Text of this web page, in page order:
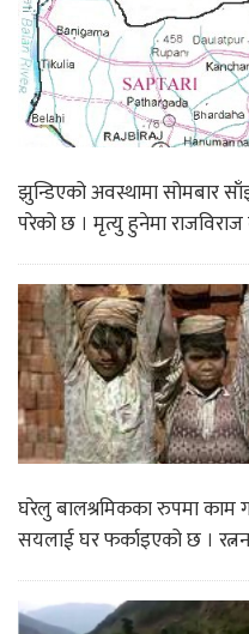
झुन्डिएको अवस्थामा सोमबार
परेको छ । मृत्यु हुनेमा राजविराज
घरेलु बालश्रमिकका रुपमा काम
सयलाई घर फर्काइएको छ ।